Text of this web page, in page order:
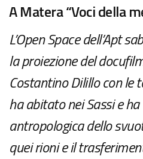
A Matera “Voci della
L’Open Space dell’Apt
la proiezione del
Costantino Dilillo con le
ha abitato nei Sassi e
antropologica dello
quei rioni e il